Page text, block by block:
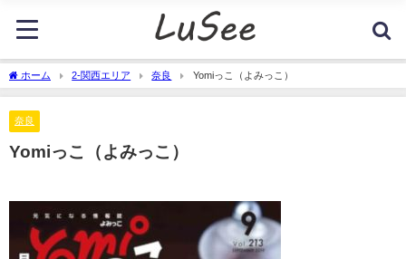
ホーム 2-関西エリア 奈良 Yomiっこ（よみっこ）
奈良
Yomiっこ（よみっこ）